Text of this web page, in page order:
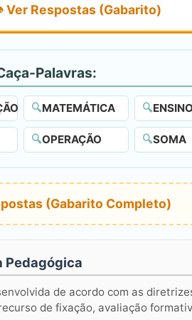
Ver Respostas (Gabarito)
Palavras:
🔍MATEMÁTICA 🔍ENSINO
🔍OPERAÇÃO 🔍SOMA
(Gabarito Completo)
Pedagógica
de acordo com as
de fixação, avaliação